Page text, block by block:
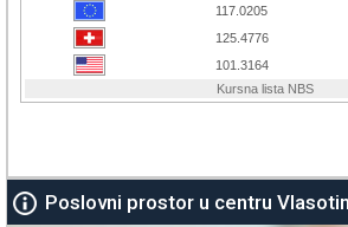
Poslovni prostor u centru